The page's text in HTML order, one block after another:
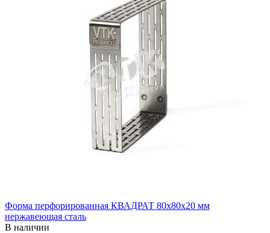
Форма перфорированная КВАДРАТ 80х80х20 мм
нержавеющая сталь
В наличии